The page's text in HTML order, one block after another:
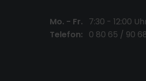
Mo. - Fr.
7:30 - 12:00
Telefon:
0 80 65 / 90